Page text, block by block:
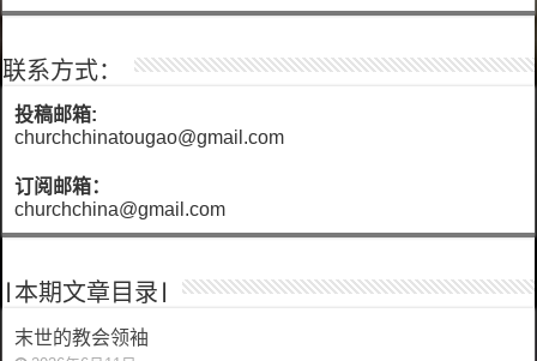
联系方式：
投稿邮箱:
churchchinatougao@gmail.com
订阅邮箱：
churchchina@gmail.com
|本期文章目录|
末世的教会领袖